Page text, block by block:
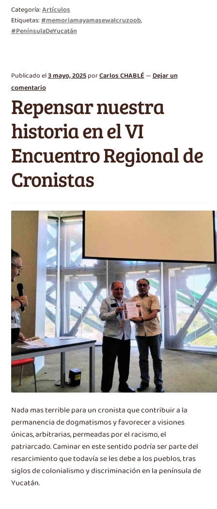
Categoría:Artículos
Etiquetas:#memoriamayamasewalcruzoob,
#PenínsulaDeYucatán
Publicado el3 mayo, 2025porCarlos CHABLÉ—Dejar un
comentario
Repensar nuestra
historia en el VI
Encuentro Regional de
Cronistas
Nada mas terrible para un cronista que contribuir a la
permanencia de dogmatismos y favorecer a visiones
únicas, arbitrarias, permeadas por el racismo, el
patriarcado. Caminar en este sentido podría ser parte del
resarcimiento que todavía se les debe a los pueblos, tras
siglos de colonialismo y discriminación en la península de
Yucatán.